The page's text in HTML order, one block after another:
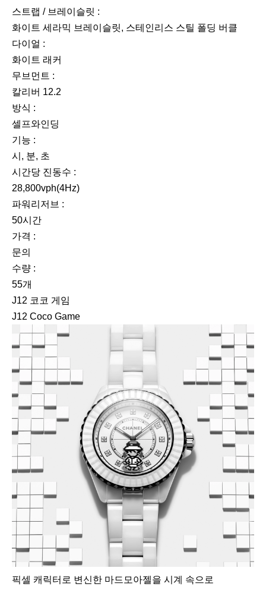
스트랩 / 브레이슬릿 :
화이트 세라믹 브레이슬릿, 스테인리스 스틸 폴딩 버클
다이얼 :
화이트 래커
무브먼트 :
칼리버 12.2
방식 :
셀프와인딩
기능 :
시, 분, 초
시간당 진동수 :
28,800vph(4Hz)
파워리저브 :
50시간
가격 :
문의
수량 :
55개
J12 코코 게임
J12 Coco Game
픽셀 캐릭터로 변신한 마드모아젤을 시계 속으로